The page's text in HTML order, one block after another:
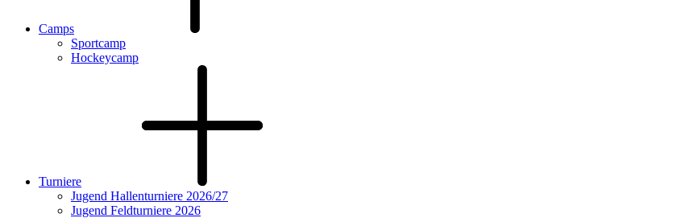
Camps
Sportcamp
Hockeycamp
Turniere
Jugend Hallenturniere 2026/27
Jugend Feldturniere 2026